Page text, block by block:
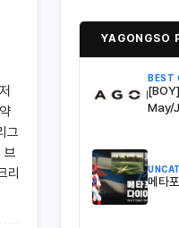
그
브
리
YAGONGSO
BEST
May/
메타